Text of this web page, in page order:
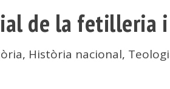
de la fetilleria
, Història nacional,